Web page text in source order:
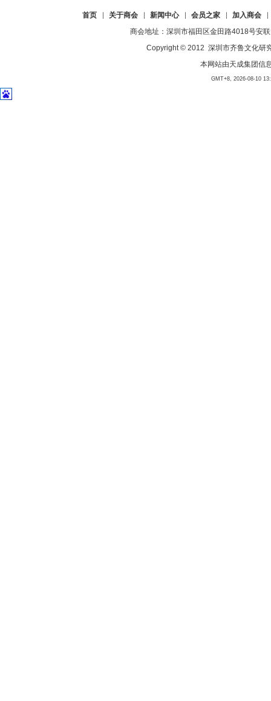
首页 关于商会 新闻中心 会员之家
加入商会
商会地址：深圳市福田区金田路4018号
Copyright © 2012 深圳市齐鲁文化研
本网站由天成集团信
GMT+8, 2026-08-10